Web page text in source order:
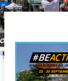
Valencia en deporte